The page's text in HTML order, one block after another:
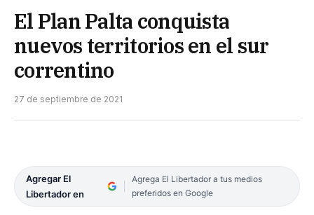
El Plan Palta conquista
nuevos territorios en el sur
correntino
27 de septiembre de 2021
Agregar El
Libertador en
Agrega El Libertador a tus medios
preferidos en Google